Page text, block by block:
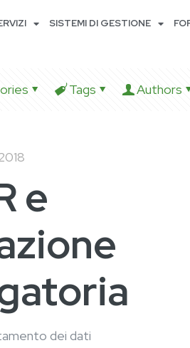
SISTEMI DI GESTIONE
Tags Authors
e
dei dati